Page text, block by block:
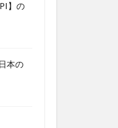
】の
本の